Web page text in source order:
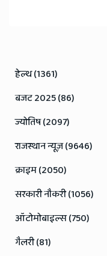
हेल्थ (1361)
बजट 2025 (86)
ज्योतिष (2097)
राजस्थान न्यूज़ (9646)
क्राइम (2050)
सरकारी नौकरी (1056)
ऑटोमोबाइल्स (750)
गैलरी (81)